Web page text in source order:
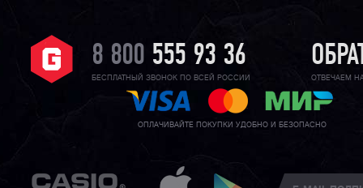
8 800 555 93 36
БЕСПЛАТНЫЙ ЗВОНОК ПО ВСЕЙ РОССИИ ОТВЕЧАЕМ
ОПЛАЧИВАЙТЕ ПОКУПКИ УДОБНО И БЕЗОПАСНО